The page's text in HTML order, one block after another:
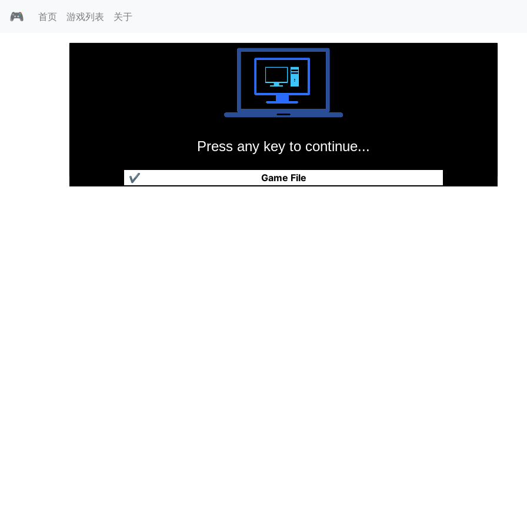
🎮 首页 游戏列表 关于
Press any key to continue...
Game File
✔